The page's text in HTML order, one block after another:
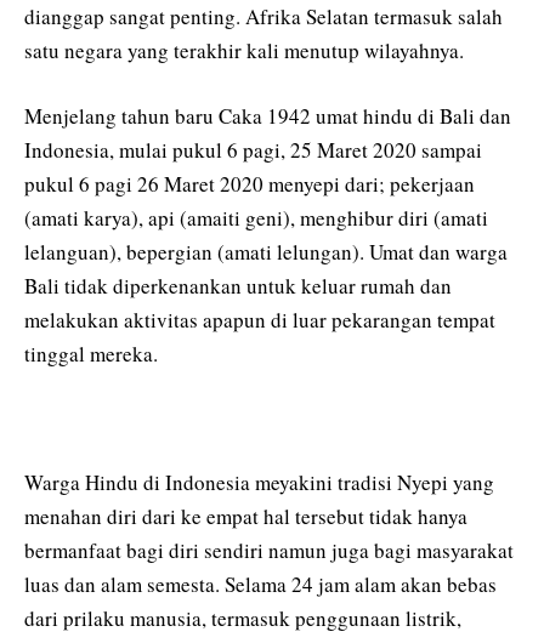
dianggap sangat penting. Afrika Selatan termasuk salah
satu negara yang terakhir kali menutup wilayahnya.
Menjelang tahun baru Caka 1942 umat hindu di Bali dan
Indonesia, mulai pukul 6 pagi, 25 Maret 2020 sampai
pukul 6 pagi 26 Maret 2020 menyepi dari; pekerjaan
(amati karya), api (amaiti geni), menghibur diri (amati
lelanguan), bepergian (amati lelungan). Umat dan warga
Bali tidak diperkenankan untuk keluar rumah dan
melakukan aktivitas apapun di luar pekarangan tempat
tinggal mereka.
Warga Hindu di Indonesia meyakini tradisi Nyepi yang
menahan diri dari ke empat hal tersebut tidak hanya
bermanfaat bagi diri sendiri namun juga bagi masyarakat
luas dan alam semesta. Selama 24 jam alam akan bebas
dari prilaku manusia, termasuk penggunaan listrik,